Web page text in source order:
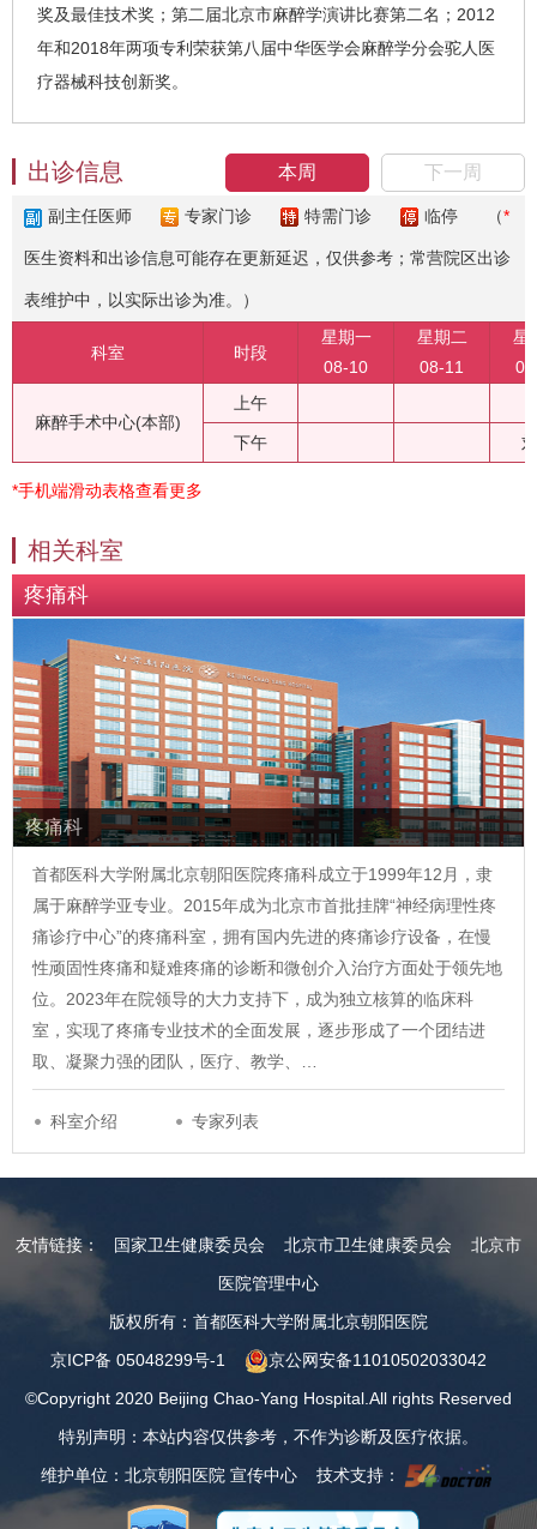
奖及最佳技术奖；第二届北京市麻醉学演讲比赛第二名；2012
年和2018年两项专利荣获第八届中华医学会麻醉学分会驼人医
疗器械科技创新奖。
本周 下一周
出诊信息
副主任医师 专家门诊 特需门诊 临停 （*
医生资料和出诊信息可能存在更新延迟，仅供参考；常营院区出诊
表维护中，以实际出诊为准。）
科室 时段
星期一
08-10
星期二
08-11
星
麻醉手术中心(本部)
上午
下午
*手机端滑动表格查看更多
相关科室
疼痛科
疼痛科
首都医科大学附属北京朝阳医院疼痛科成立于1999年12月，隶
属于麻醉学亚专业。2015年成为北京市首批挂牌“神经病理性疼
痛诊疗中心”的疼痛科室，拥有国内先进的疼痛诊疗设备，在慢
性顽固性疼痛和疑难疼痛的诊断和微创介入治疗方面处于领先地
位。2023年在院领导的大力支持下，成为独立核算的临床科
室，实现了疼痛专业技术的全面发展，逐步形成了一个团结进
取、凝聚力强的团队，医疗、教学、…
科室介绍 专家列表
友情链接： 国家卫生健康委员会 北京市卫生健康委员会
北京市
医院管理中心
版权所有：首都医科大学附属北京朝阳医院
京ICP备 05048299号-1
京公网安备11010502033042
©Copyright 2020 Beijing Chao-Yang Hospital.All rights Reserved
特别声明：本站内容仅供参考，不作为诊断及医疗依据。
维护单位：北京朝阳医院 宣传中心 技术支持：